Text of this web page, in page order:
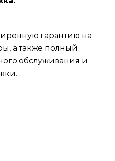
гарантию на
а также полный
обслуживания и